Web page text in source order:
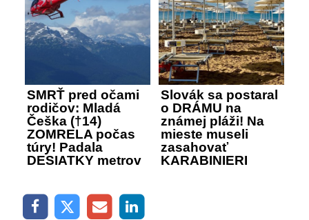
SMRŤ pred očami
rodičov: Mladá
Češka (†14)
ZOMRELA počas
túry! Padala
DESIATKY metrov
Slovák sa postaral
o DRÁMU na
známej pláži! Na
mieste museli
zasahovať
KARABINIERI